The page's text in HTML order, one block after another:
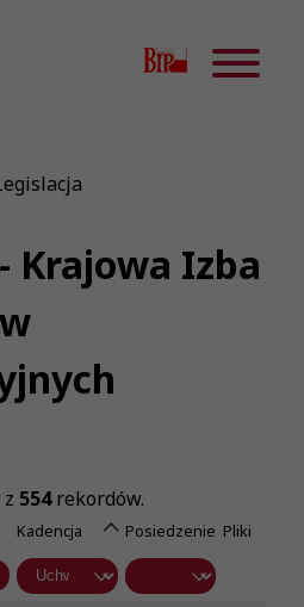
Krajowa Izba
z 554rekordów.
Kadencja Posiedzenie Pliki